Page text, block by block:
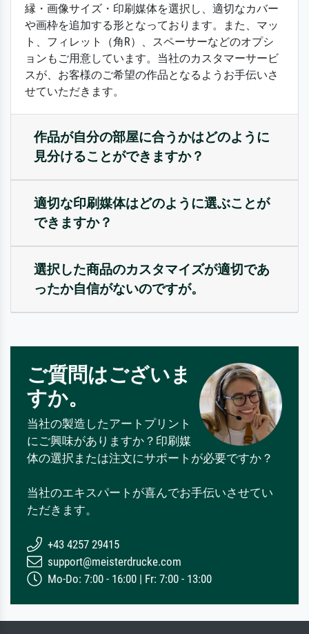
縁・画像サイズ・印刷媒体を選択し、適切なカバー
や画枠を追加する形となっております。また、マッ
ト、フィレット（角R）、スペーサーなどのオプシ
ョンもご用意しています。当社のカスタマーサービ
スが、お客様のご希望の作品となるようお手伝いさ
せていただきます。
作品が自分の部屋に合うかはどのように
見分けることができますか？
適切な印刷媒体はどのように選ぶことが
できますか？
選択した商品のカスタマイズが適切であ
ったか自信がないのですが。
ご質問はございま
すか。
当社の製造したアートプリント
にご興味がありますか？印刷媒
体の選択または注文にサポートが必要ですか？
当社のエキスパートが喜んでお手伝いさせてい
ただきます。
+43 4257 29415
support@meisterdrucke.com
Mo-Do: 7:00 - 16:00 | Fr: 7:00 - 13:00